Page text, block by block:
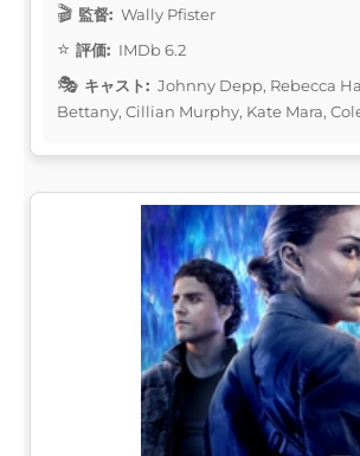
監督: Wally Pfister
評価: IMDb 6.2
キャスト: Johnny Depp, Rebecca
Bettany, Cillian Murphy, Kate Mara,